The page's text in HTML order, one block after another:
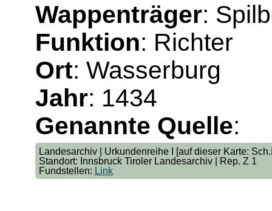
Wappenträger:
Funktion: Richter
Ort: Wasserburg
Jahr: 1434
Genannte Quelle:
Landesarchiv | Urkundenreihe I [auf dieser Karte:
Standort: Innsbruck Tiroler Landesarchiv | Rep. Z 1
Fundstellen: Link